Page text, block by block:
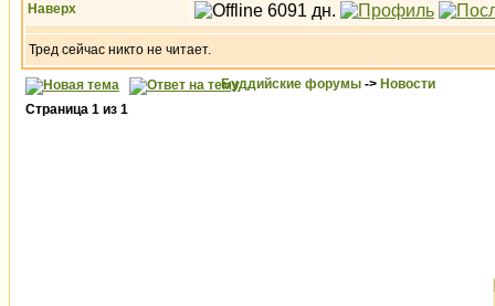
Наверх
Тред сейчас никто не читает.
Буддийские форумы -> Новости
Страница 1 из 1